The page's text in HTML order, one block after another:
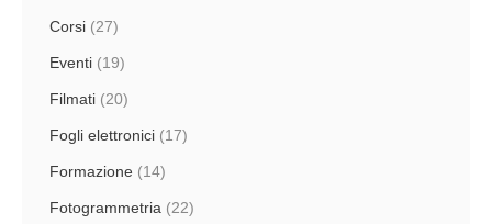
Corsi (27)
Eventi (19)
Filmati (20)
Fogli elettronici (17)
Formazione (14)
Fotogrammetria (22)